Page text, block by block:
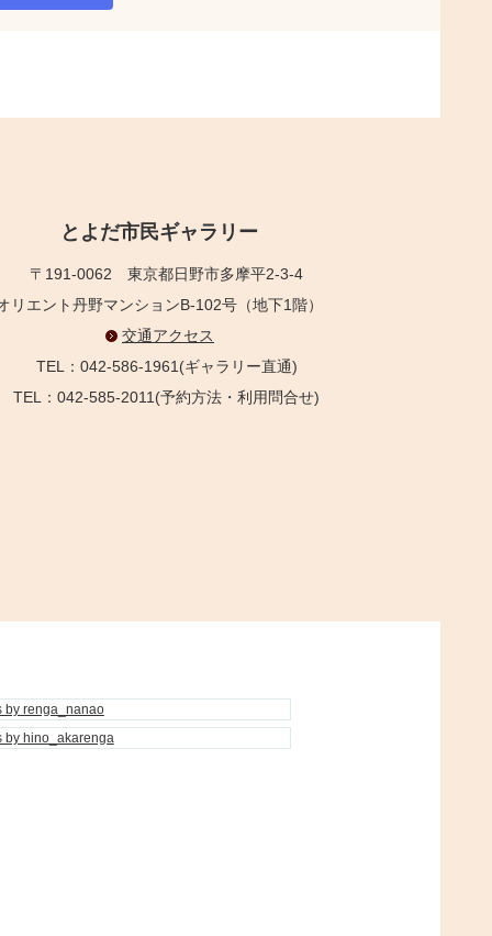
とよだ市民ギャラリー
〒191-0062 東京都日野市多摩平2-3-4
リエント丹野マンションB-102号（地下1階）
交通アクセス
TEL：042-586-1961(ギャラリー直通)
：042-585-2011(予約方法・利用問合せ)
by renga_nanao
by hino_akarenga